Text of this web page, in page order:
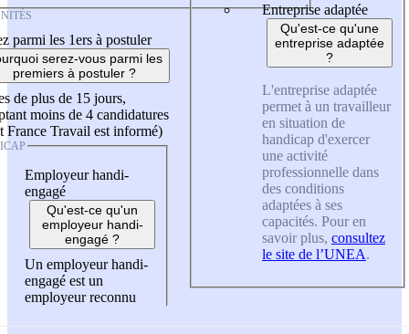
parmi les 1ers à postuler
serez-vous parmi les
premiers à postuler ?
de plus de 15 jours,
moins de 4 candidatures
France Travail est informé)
Employeur handi-
engagé
Qu'est-ce qu'un
employeur handi-
engagé ?
Un employeur handi-
engagé est un
employeur reconnu
Entreprise adaptée
Qu'est-ce qu'une
entreprise adaptée
?
L'entreprise adaptée
permet à un travailleur
en situation de
handicap d'exercer
une activité
professionnelle dans
des conditions
adaptées à ses
capacités. Pour en
savoir plus, consultez
le site de l’UNEA.